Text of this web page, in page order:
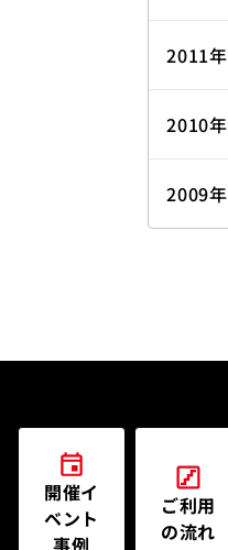
2011年
2010年
2009年
開催イ
ベント
事例
ご利用
の流れ